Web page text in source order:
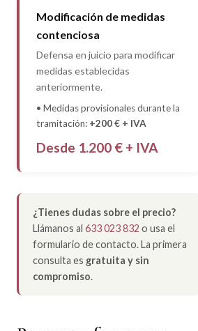
Modificación de medidas
contenciosa
Defensa en juicio para modificar
medidas establecidas
anteriormente.
• Medidas provisionales durante la
tramitación: +200 € + IVA
Desde 1.200 € + IVA
¿Tienes dudas sobre el precio?
Llámanos al 633 023 832 o usa el
formulario de contacto. La primera
consulta es gratuita y sin
compromiso.